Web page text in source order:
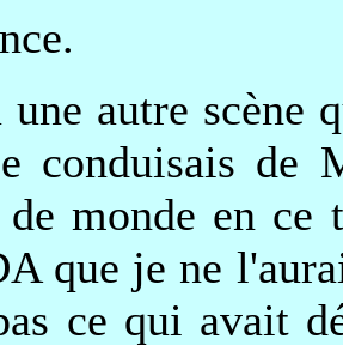
une autre scène
conduisais de
de monde en ce
que je ne
ce qui avait